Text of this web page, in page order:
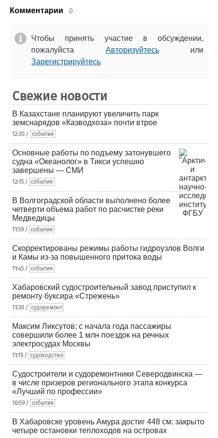
Комментарии 0.
Чтобы принять участие в обсуждении,
пожалуйста Авторизуйтесьили
Зарегистрируйтесь
Свежие новости
В Казахстане планируют увеличить парк
земснарядов «Казводхоза» почти втрое
12:30 / события
Основные работы по подъему затонувшего
судна «Океанолог» в Тикси успешно
завершены — СМИ
12:15 / события
В Волгоградской области выполнено более
четверти объема работ по расчистке реки
Медведицы
11:59 / события
Скорректированы режимы работы гидроузлов Волги
и Камы из-за повышенного притока воды
11:45 / события
Хабаровский судостроительный завод приступил к
ремонту буксира «Стрежень»
11:30 / судоремонт
Максим Ликсутов: с начала года пассажиры
совершили более 1 млн поездок на речных
электросудах Москвы
11:15 / судоходство
Судостроители и судоремонтники Северодвинска —
в числе призеров регионального этапа конкурса
«Лучший по профессии»
10:59 / события
В Хабаровске уровень Амура достиг 448 см: закрыто
четыре остановки теплоходов на островах